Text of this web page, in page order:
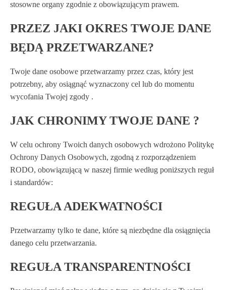
stosowne organy zgodnie z obowiązującym prawem.
PRZEZ JAKI OKRES TWOJE DANE
BĘDĄ PRZETWARZANE?
Twoje dane osobowe przetwarzamy przez czas, który jest
potrzebny, aby osiągnąć wyznaczony cel lub do momentu
wycofania Twojej zgody .
JAK CHRONIMY TWOJE DANE ?
W celu ochrony Twoich danych osobowych wdrożono Politykę
Ochrony Danych Osobowych, zgodną z rozporządzeniem
RODO, obowiązującą w naszej firmie według poniższych reguł
i standardów:
REGUŁA ADEKWATNOŚCI
Przetwarzamy tylko te dane, które są niezbędne dla osiągnięcia
danego celu przetwarzania.
REGUŁA TRANSPARENTNOŚCI